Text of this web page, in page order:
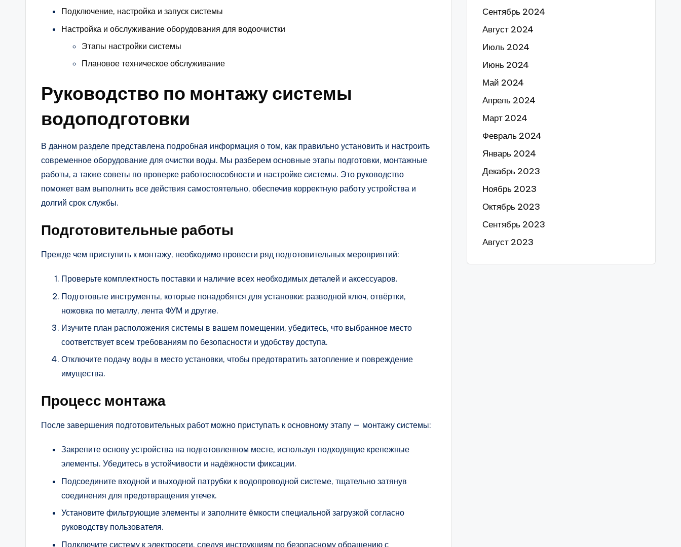
Подключение, настройка и запуск системы
Настройка и обслуживание оборудования для водоочистки
Этапы настройки системы
Плановое техническое обслуживание
Руководство по монтажу системы
водоподготовки
В данном разделе представлена подробная информация о том, как правильно установить и настроить
современное оборудование для очистки воды. Мы разберем основные этапы подготовки, монтажные
работы, а также советы по проверке работоспособности и настройке системы. Это руководство
поможет вам выполнить все действия самостоятельно, обеспечив корректную работу устройства и
долгий срок службы.
Подготовительные работы
Прежде чем приступить к монтажу, необходимо провести ряд подготовительных мероприятий:
Проверьте комплектность поставки и наличие всех необходимых деталей и аксессуаров.
Подготовьте инструменты, которые понадобятся для установки: разводной ключ, отвёртки,
ножовка по металлу, лента ФУМ и другие.
Изучите план расположения системы в вашем помещении, убедитесь, что выбранное место
соответствует всем требованиям по безопасности и удобству доступа.
Отключите подачу воды в место установки, чтобы предотвратить затопление и повреждение
имущества.
Процесс монтажа
После завершения подготовительных работ можно приступать к основному этапу — монтажу системы:
Закрепите основу устройства на подготовленном месте, используя подходящие крепежные
элементы. Убедитесь в устойчивости и надёжности фиксации.
Подсоедините входной и выходной патрубки к водопроводной системе, тщательно затянув
соединения для предотвращения утечек.
Установите фильтрующие элементы и заполните ёмкости специальной загрузкой согласно
руководству пользователя.
Подключите систему к электросети, следуя инструкциям по безопасному обращению с
Сентябрь 2024
Август 2024
Июль 2024
Июнь 2024
Май 2024
Апрель 2024
Март 2024
Февраль 2024
Январь 2024
Декабрь 2023
Ноябрь 2023
Октябрь 2023
Сентябрь 2023
Август 2023